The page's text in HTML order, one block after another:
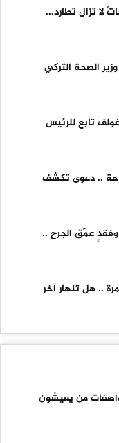
لا تزال تطارد...
الصحة التركي
تابع للرئيس
.. دعوى تكشف
عمّق الجرح ..
.. هل تنهار آخر
من يعيشون